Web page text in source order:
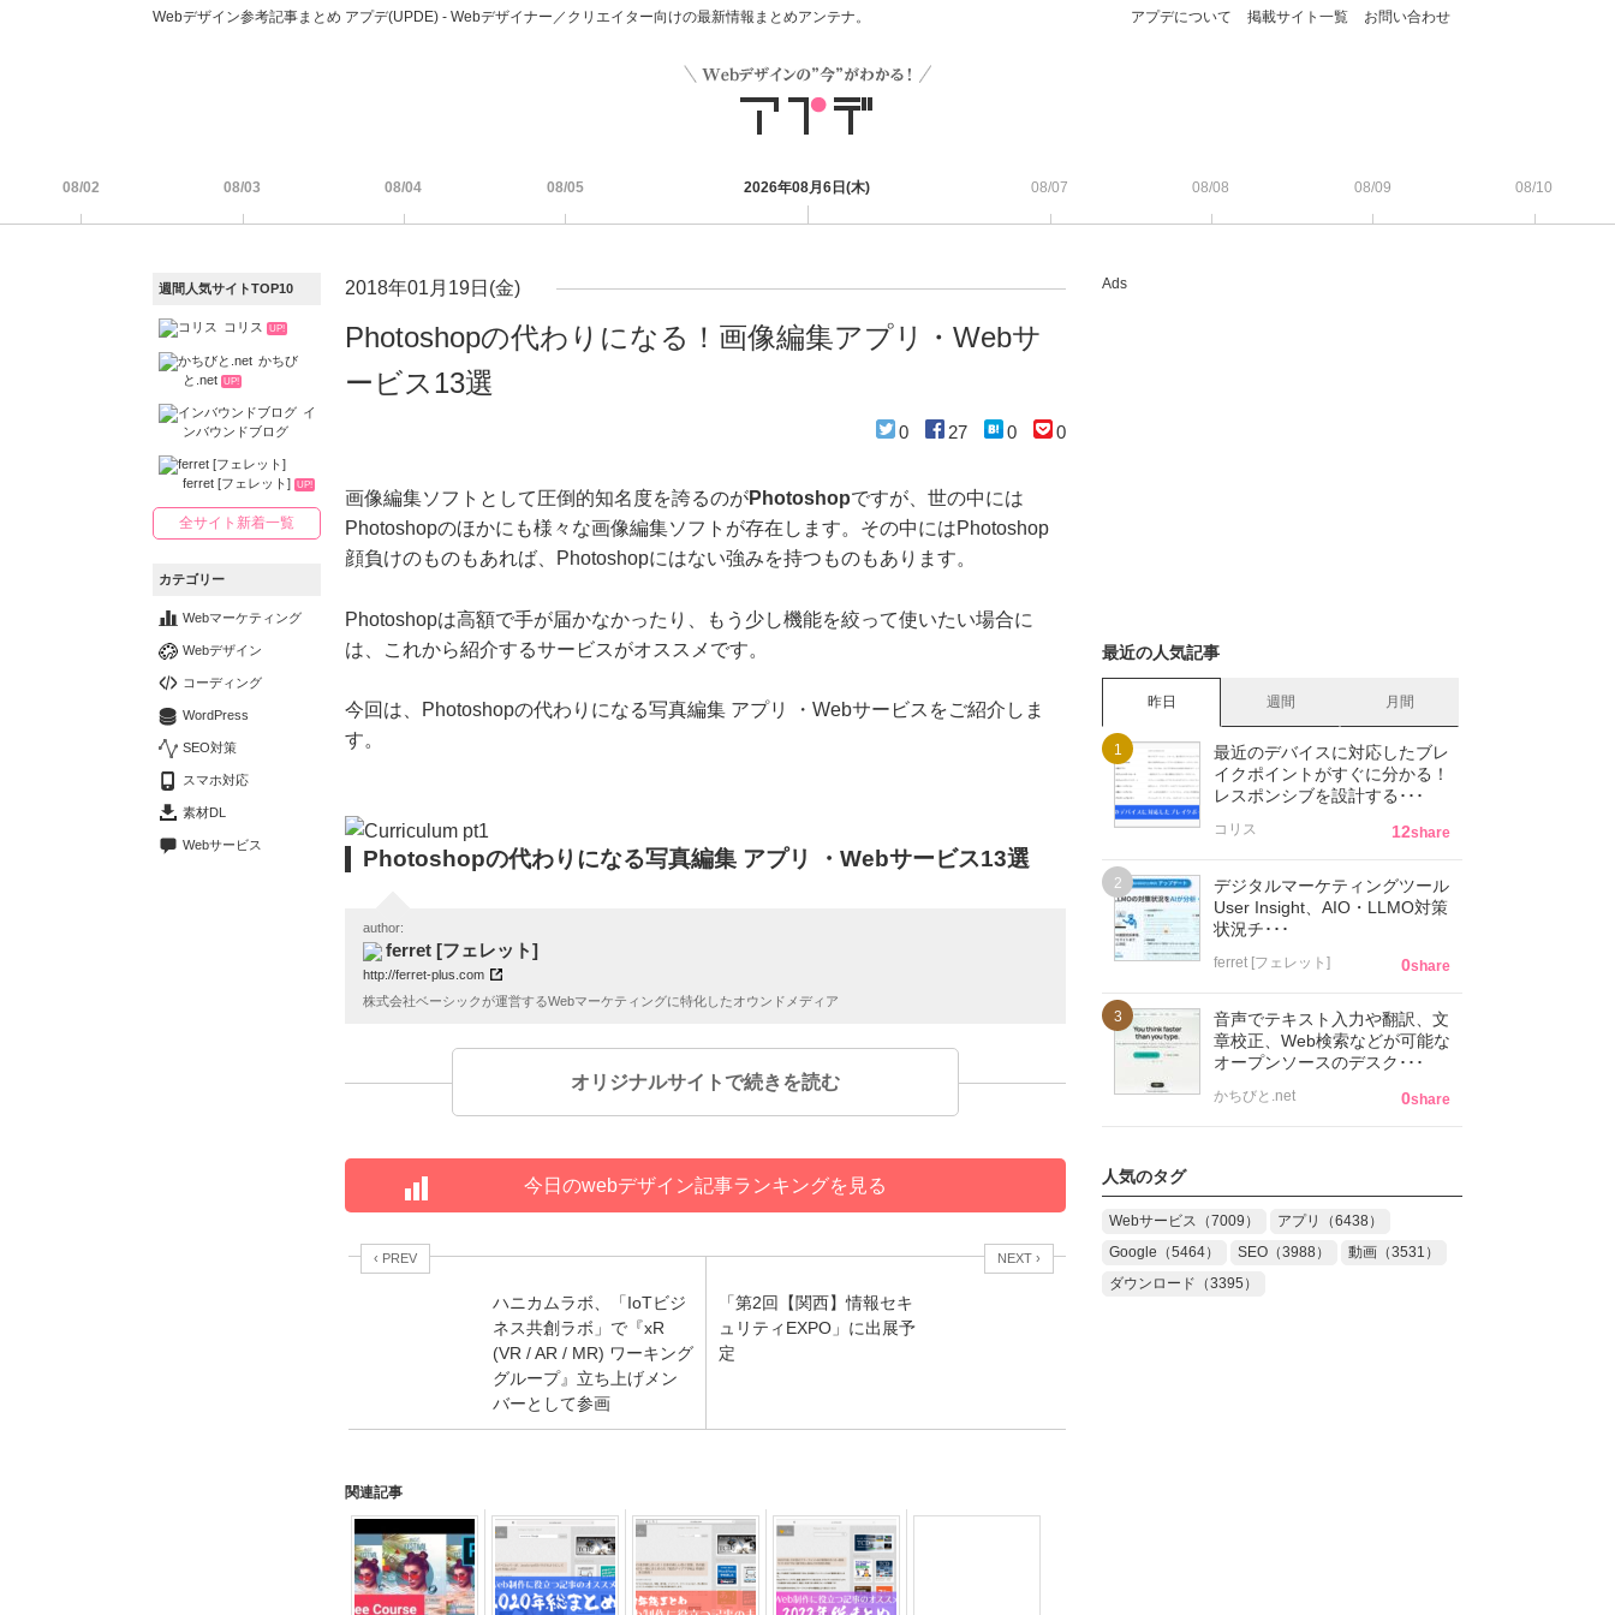
Webデザイン参考記事まとめ アプデ(UPDE) - Webデザイナー／クリエイター向けの最新情報まとめアンテナ。 アプデについて 掲載サイト一覧 お問い合わせ
08/02 08/03 08/04 08/05 2026年08月6日(木) 08/07 08/08 08/09 08/10
2018年01月19日(金)
Photoshopの代わりになる！画像編集アプリ・Webサ
ービス13選
0 27 0 0
画像編集ソフトとして圧倒的知名度を誇るのがPhotoshopですが、世の中には
Photoshopのほかにも様々な画像編集ソフトが存在します。その中にはPhotoshop
顔負けのものもあれば、Photoshopにはない強みを持つものもあります。
Photoshopは高額で手が届かなかったり、もう少し機能を絞って使いたい場合に
は、これから紹介するサービスがオススメです。
今回は、Photoshopの代わりになる写真編集 アプリ ・Webサービスをご紹介しま
す。
Photoshopの代わりになる写真編集 アプリ ・Webサービス13選
author:
ferret [フェレット]
http://ferret-plus.com
株式会社ベーシックが運営するWebマーケティングに特化したオウンドメディア
オリジナルサイトで続きを読む
今日のwebデザイン記事ランキングを見る
‹ PREV
ハニカムラボ、「IoTビジ
ネス共創ラボ」で『xR
(VR / AR / MR) ワーキング
グループ』立ち上げメン
バーとして参画
NEXT ›
「第2回【関西】情報セキ
ュリティEXPO」に出展予
定
関連記事
Ads
最近の人気記事
昨日 週間 月間
最近のデバイスに対応したブレ
イクポイントがすぐに分かる！
レスポンシブを設計する･･･
コリス 12share
デジタルマーケティングツール
User Insight、AIO・LLMO対策
状況チ･･･
ferret [フェレット] 0share
音声でテキスト入力や翻訳、文
章校正、Web検索などが可能な
オープンソースのデスク･･･
かちびと.net 0share
人気のタグ
Webサービス（7009）
アプリ（6438）
Google（5464）
SEO（3988）
動画（3531）
ダウンロード（3395）
週間人気サイトTOP10
コリス UP!
かちび
と.net UP!
イ
ンバウンドブログ
ferret [フェレット] UP!
全サイト新着一覧
カテゴリー
Webマーケティング
Webデザイン
コーディング
WordPress
SEO対策
スマホ対応
素材DL
Webサービス